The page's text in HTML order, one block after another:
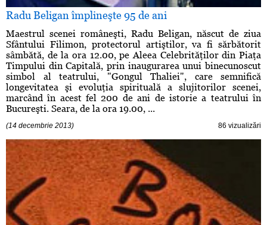
Radu Beligan împlineşte 95 de ani
Maestrul scenei româneşti, Radu Beligan, născut de ziua
Sfântului Filimon, protectorul artiştilor, va fi sărbătorit
sâmbătă, de la ora 12.00, pe Aleea Celebrităţilor din Piaţa
Timpului din Capitală, prin inaugurarea unui binecunoscut
simbol al teatrului, "Gongul Thaliei", care semnifică
longevitatea şi evoluţia spirituală a slujitorilor scenei,
marcând în acest fel 200 de ani de istorie a teatrului în
Bucureşti. Seara, de la ora 19.00, ...
(14 decembrie 2013) 86 vizualizări